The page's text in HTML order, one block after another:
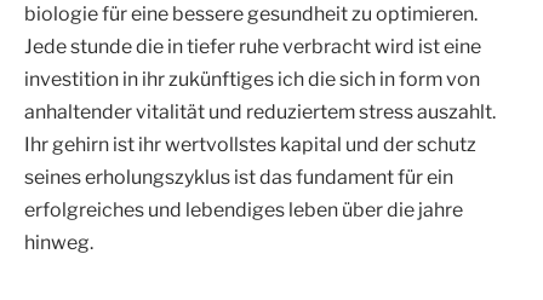
biologie für eine bessere gesundheit zu optimieren.
Jede stunde die in tiefer ruhe verbracht wird ist eine
investition in ihr zukünftiges ich die sich in form von
anhaltender vitalität und reduziertem stress auszahlt.
Ihr gehirn ist ihr wertvollstes kapital und der schutz
seines erholungszyklus ist das fundament für ein
erfolgreiches und lebendiges leben über die jahre
hinweg.